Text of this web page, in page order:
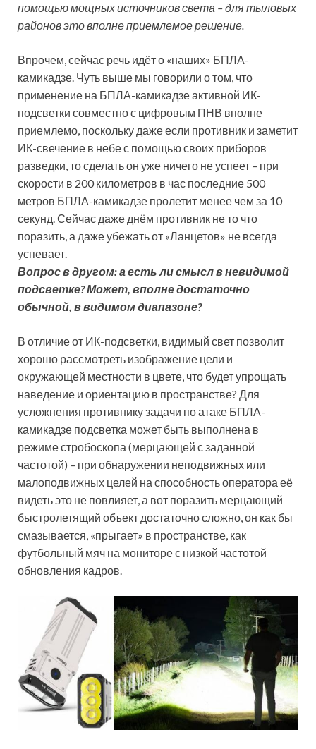
помощью мощных источников света – для тыловых
районов это вполне приемлемое решение.
Впрочем, сейчас речь идёт о «наших» БПЛА-
камикадзе. Чуть выше мы говорили о том, что
применение на БПЛА-камикадзе активной ИК-
подсветки совместно с цифровым ПНВ вполне
приемлемо, поскольку даже если противник и заметит
ИК-свечение в небе с помощью своих приборов
разведки, то сделать он уже ничего не успеет – при
скорости в 200 километров в час последние 500
метров БПЛА-камикадзе пролетит менее чем за 10
секунд. Сейчас даже днём противник не то что
поразить, а даже убежать от «Ланцетов» не всегда
успевает.
Вопрос в другом: а есть ли смысл в невидимой
подсветке? Может, вполне достаточно
обычной, в видимом диапазоне?
В отличие от ИК-подсветки, видимый свет позволит
хорошо рассмотреть изображение цели и
окружающей местности в цвете, что будет упрощать
наведение и ориентацию в пространстве? Для
усложнения противнику задачи по атаке БПЛА-
камикадзе подсветка может быть выполнена в
режиме стробоскопа (мерцающей с заданной
частотой) – при обнаружении неподвижных или
малоподвижных целей на способность оператора её
видеть это не повлияет, а вот поразить мерцающий
быстролетящий объект достаточно сложно, он как бы
смазывается, «прыгает» в пространстве, как
футбольный мяч на мониторе с низкой частотой
обновления кадров.